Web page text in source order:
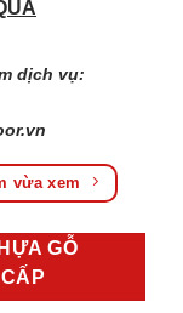
dịch vụ:
vừa xem
GỖ